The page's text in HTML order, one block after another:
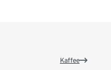
Kaffee